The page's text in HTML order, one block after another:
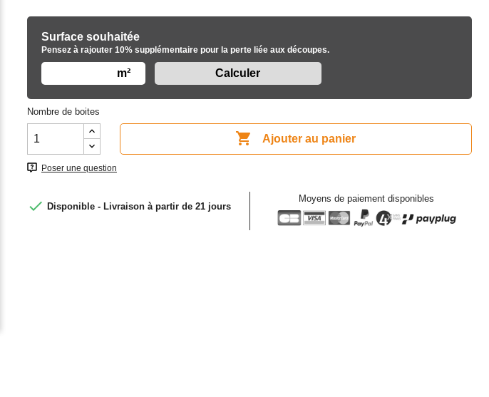
Surface souhaitée
Pensez à rajouter 10% supplémentaire pour la perte liée aux découpes.
m²
Nombre de boites
 Ajouter au panier
Poser une question
 Disponible - Livraison à partir de 21 jours
Moyens de paiement disponibles